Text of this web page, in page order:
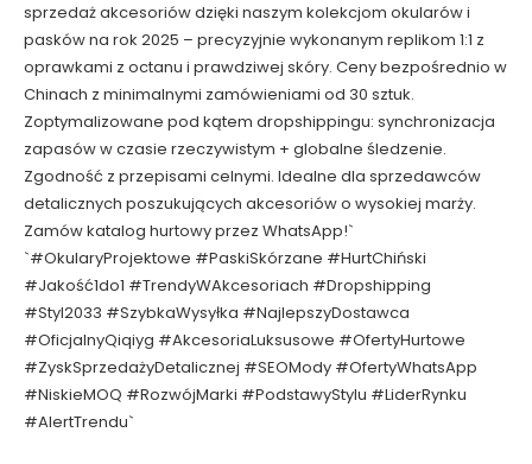
sprzedaż akcesoriów dzięki naszym kolekcjom okularów i
pasków na rok 2025 – precyzyjnie wykonanym replikom 1:1 z
oprawkami z octanu i prawdziwej skóry. Ceny bezpośrednio w
Chinach z minimalnymi zamówieniami od 30 sztuk.
Zoptymalizowane pod kątem dropshippingu: synchronizacja
zapasów w czasie rzeczywistym + globalne śledzenie.
Zgodność z przepisami celnymi. Idealne dla sprzedawców
detalicznych poszukujących akcesoriów o wysokiej marży.
Zamów katalog hurtowy przez WhatsApp!`
`#OkularyProjektowe #PaskiSkórzane #HurtChiński
#Jakość1do1 #TrendyWAkcesoriach #Dropshipping
#Styl2033 #SzybkaWysyłka #NajlepszyDostawca
#OficjalnyQiqiyg #AkcesoriaLuksusowe #OfertyHurtowe
#ZyskSprzedażyDetalicznej #SEOMody #OfertyWhatsApp
#NiskieMOQ #RozwójMarki #PodstawyStylu #LiderRynku
#AlertTrendu`